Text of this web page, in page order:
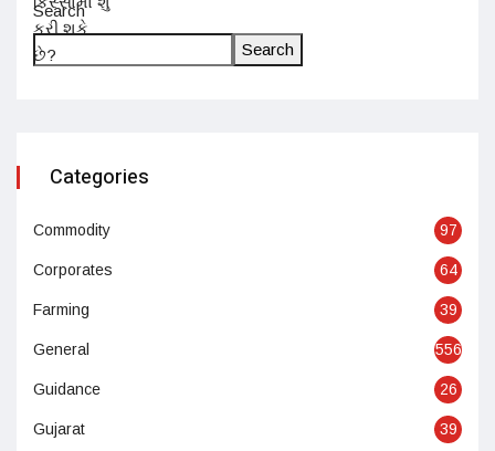
Search
Search
Categories
Commodity 97
Corporates 64
Farming 39
General 556
Guidance 26
Gujarat 39